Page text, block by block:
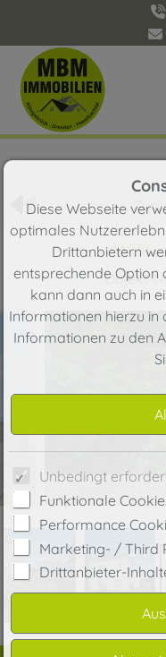
Objekt-
Diese Webseite
optimales
Drittanbietern
entsprechende Option
kann dann auch in
Informationen hierzu in
Informationen zu den
Unbedingt
Funktionale
Performance
Marketing- / Third
Drittanbieter-